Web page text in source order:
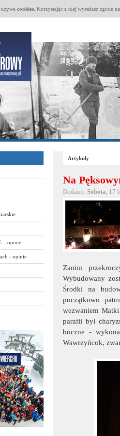
używa cookies. Korzystając z niej wyrażasz zgodę
- opinie
- opinie
Artykuły
Na
Dodano: Sobota, 17
Zanim
Wybudowany
Środki na
początkowo
wezwaniem
parafii był
boczne -
Wawrzyńcok,